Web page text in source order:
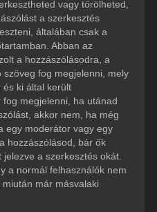
vagy törölheted,
a szerkesztés
általában csak a
Abban az
a hozzászólásodra, a
fog megjelenni, mely
és ki által került
megjelenni, ha utánad
akkor nem, ha még
egy moderátor vagy egy
hozzászólásod, bár ők
a szerkesztés okát.
a normál felhasználók nem
már másvalaki